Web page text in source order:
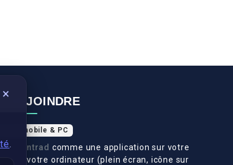
×
.
REJOINDRE
mobile & PC
Swantrad comme une application sur votre
et votre ordinateur (plein écran, icône sur